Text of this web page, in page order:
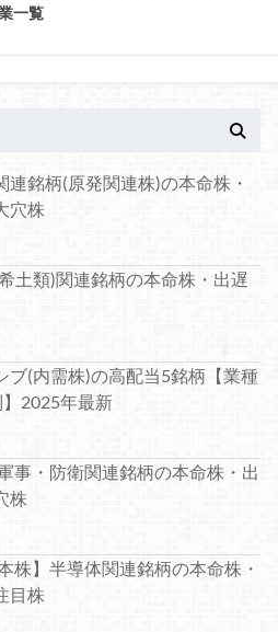
一覧
連銘柄(原発関連株)の本命株・
穴株
土類)関連銘柄の本命株・出遅
ブ(内需株)の高配当5銘柄【業種
2025年最新
事・防衛関連銘柄の本命株・出
株
株】半導体関連銘柄の本命株・
目株